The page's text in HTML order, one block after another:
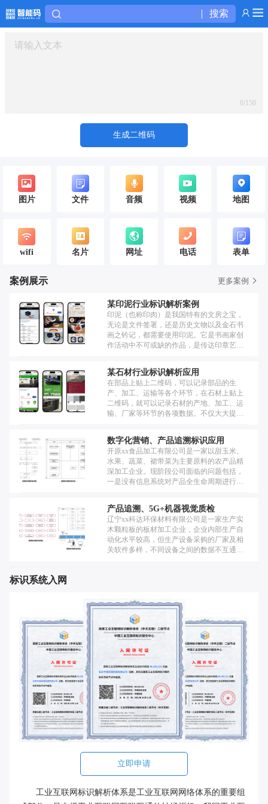
搜索
0/150
生成二维码
图片 文件 音频 视频 地图
wifi 名片 网址 电话 表单
案例展示 更多案例
某印泥行业标识解析案例
印泥（也称印肉）是我国特有的文房之宝，
无论是文件签署，还是历史文物以及金石书
画之钤记，都需要使用印泥。它是书画家创
作活动中不可或缺的作品，是传达印章艺术
某石材行业标识解析应用
在部品上贴上二维码，可以记录部品的生
产、加工、运输等各个环节，在石材上贴上
二维码，就可以记录石材的产地、加工、运
输、厂家等环节的各项数据。不仅大大提升
的信心。 石材二维码可以被应用于石材设计
和展示领域。设计师可以在石材样品或者设
计图纸上加入二维码，扫描后可以获取更多
的设计资料、施工图纸等信息，方便客户了
解产品和服务。
数字化营销、产品追溯标识应用
开原xx食品加工有限公司是一家以甜玉米、
水果、蔬菜、裙带菜为主要原料的农产品精
深加工企业。现阶段公司面临的问题包括，
一是没有信息系统对产品全生命周期进行数
进行透明化管理，二是公司缺乏有效触达消
费者的工具，无法获取消费者的反馈、无法
经营私域流量，无法提高消费者的复购率。
产品追溯、5G+机器视觉质检
辽宁xx科达环保材料有限公司是一家生产实
木颗粒板的板材加工企业，企业内部生产自
动化水平较高，但生产设备采购的厂家及相
关软件多样，不同设备之间的数据不互通，
标识系统入网
立即申请
工业互联网标识解析体系是工业互联网网络体系的重要组